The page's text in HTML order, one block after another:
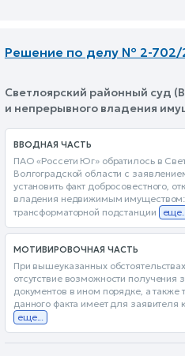
Решение по делу № 2-702/
Светлоярский районный суд
и непрерывного владения
ВВОДНАЯ ЧАСТЬ
ПАО «Россети Юг» обратилось в
Волгоградской области с
установить факт добросовестного,
владения недвижимым
трансформаторной подстанции
МОТИВИРОВОЧНАЯ ЧАСТЬ
При вышеуказанных
отсутствие возможности
документов в ином порядке, а также
данного факта имеет для
еще...